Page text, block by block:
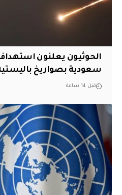
الحوثيون يعلنون
سعودية بصواريخ
قبل 14 ساعة